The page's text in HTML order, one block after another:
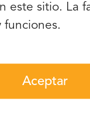
este sitio. La
funciones.
Aceptar
Lo